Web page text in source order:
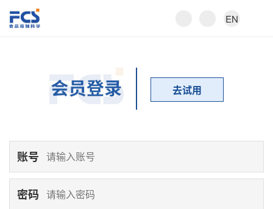
EN
去试用
账号
密码